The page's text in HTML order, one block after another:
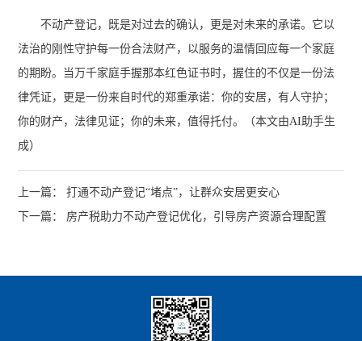
不动产登记，既是对过去的确认，更是对未来的承诺。它以
法治的刚性守护每一份合法财产，以服务的温情回应每一个家庭
的期盼。当万千家庭手握那本红色证书时，握住的不仅是一份法
律凭证，更是一份来自时代的郑重承诺：你的安居，有人守护；
你的财产，法律见证；你的未来，值得托付。（本文由AI助手生
成）
上一篇： 打通不动产登记“堵点”，让群众安居更安心
下一篇： 房产税助力不动产登记优化，引导房产资源合理配置